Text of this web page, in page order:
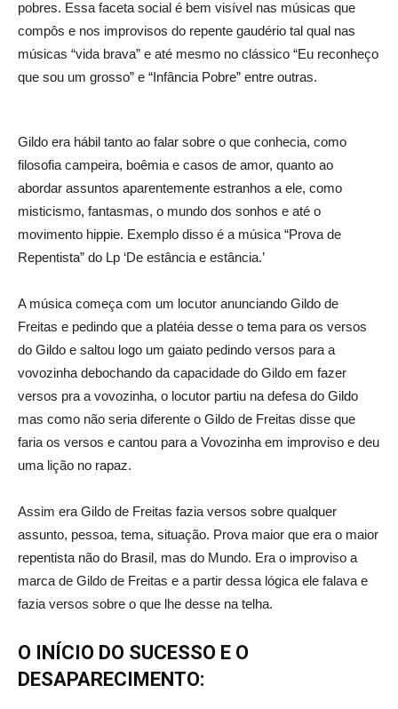
pobres. Essa faceta social é bem visível nas músicas que
compôs e nos improvisos do repente gaudério tal qual nas
músicas “vida brava” e até mesmo no clássico “Eu reconheço
que sou um grosso” e “Infância Pobre” entre outras.
Gildo era hábil tanto ao falar sobre o que conhecia, como
filosofia campeira, boêmia e casos de amor, quanto ao
abordar assuntos aparentemente estranhos a ele, como
misticismo, fantasmas, o mundo dos sonhos e até o
movimento hippie. Exemplo disso é a música “Prova de
Repentista” do Lp ‘De estância e estância.’
A música começa com um locutor anunciando Gildo de
Freitas e pedindo que a platéia desse o tema para os versos
do Gildo e saltou logo um gaiato pedindo versos para a
vovozinha debochando da capacidade do Gildo em fazer
versos pra a vovozinha, o locutor partiu na defesa do Gildo
mas como não seria diferente o Gildo de Freitas disse que
faria os versos e cantou para a Vovozinha em improviso e deu
uma lição no rapaz.
Assim era Gildo de Freitas fazia versos sobre qualquer
assunto, pessoa, tema, situação. Prova maior que era o maior
repentista não do Brasil, mas do Mundo. Era o improviso a
marca de Gildo de Freitas e a partir dessa lógica ele falava e
fazia versos sobre o que lhe desse na telha.
O INÍCIO DO SUCESSO E O
DESAPARECIMENTO: